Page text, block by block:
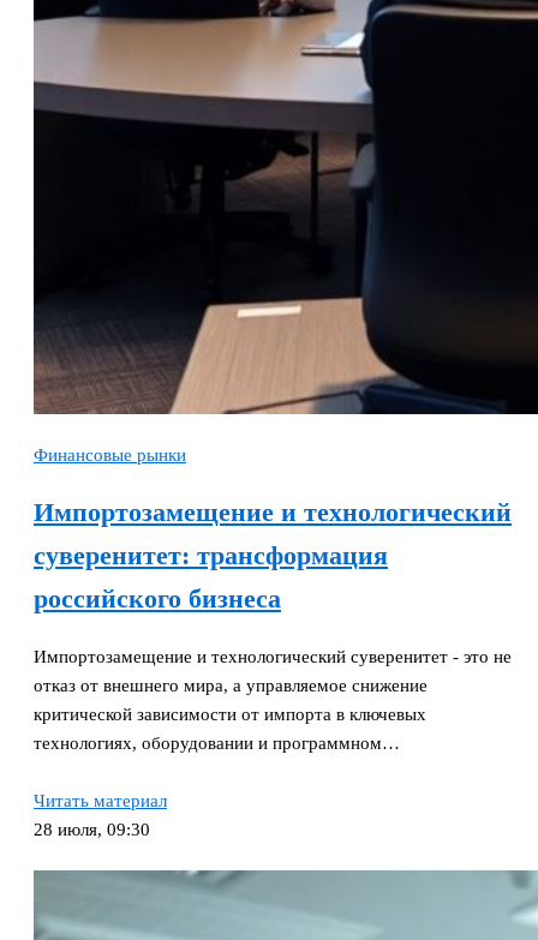
Финансовые рынки
Импортозамещение и технологический
суверенитет: трансформация
российского бизнеса
Импортозамещение и технологический суверенитет - это не
отказ от внешнего мира, а управляемое снижение
критической зависимости от импорта в ключевых
технологиях, оборудовании и программном…
Читать материал
28 июля, 09:30